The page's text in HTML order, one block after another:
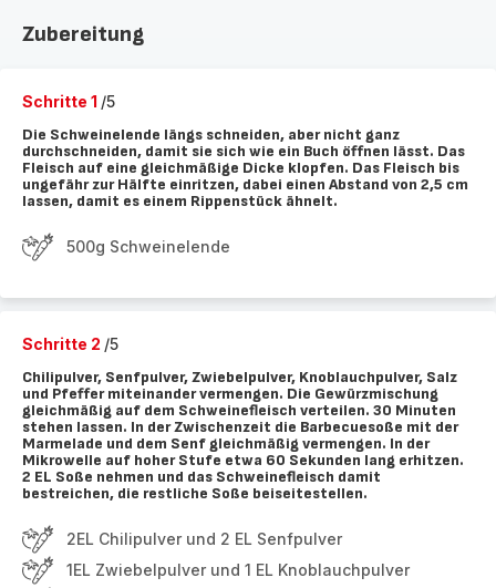
Zubereitung
Schritte 1 /5
Die Schweinelende längs schneiden, aber nicht ganz
durchschneiden, damit sie sich wie ein Buch öffnen lässt. Das
Fleisch auf eine gleichmäßige Dicke klopfen. Das Fleisch bis
ungefähr zur Hälfte einritzen, dabei einen Abstand von 2,5 cm
lassen, damit es einem Rippenstück ähnelt.
500g Schweinelende
Schritte 2 /5
Chilipulver, Senfpulver, Zwiebelpulver, Knoblauchpulver, Salz
und Pfeffer miteinander vermengen. Die Gewürzmischung
gleichmäßig auf dem Schweinefleisch verteilen. 30 Minuten
stehen lassen. In der Zwischenzeit die Barbecuesoße mit der
Marmelade und dem Senf gleichmäßig vermengen. In der
Mikrowelle auf hoher Stufe etwa 60 Sekunden lang erhitzen.
2 EL Soße nehmen und das Schweinefleisch damit
bestreichen, die restliche Soße beiseitestellen.
2EL Chilipulver und 2 EL Senfpulver
1EL Zwiebelpulver und 1 EL Knoblauchpulver